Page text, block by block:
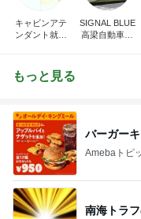
キャビンアテ
ンダント就活
ルブログ by
Ameba
SIGNAL BLUE
高梁自動車学
もっと見る
バーガー
Amebaトピ
南海トラ